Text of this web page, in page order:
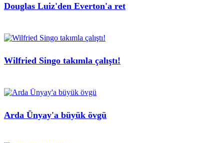
Douglas Luiz'den Everton'a ret
Wilfried Singo takımla çalıştı!
Arda Ünyay'a büyük övgü